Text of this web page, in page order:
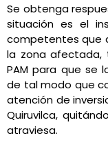
Se obtenga
situación es el
competentes que
la zona afectada,
PAM para que se
de tal modo que
atención de
Quiruvilca,
atraviesa.